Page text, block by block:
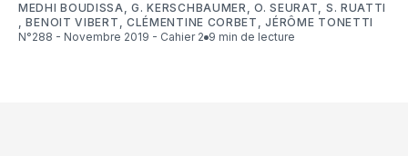
MEDHI BOUDISSA,G. KERSCHBAUMER,O. SEURAT, S. RUATTI
,BENOIT VIBERT , CLÉMENTINE CORBET ,JÉRÔME TONETTI
N°288 - Novembre 2019 - Cahier 2
9 min de lecture